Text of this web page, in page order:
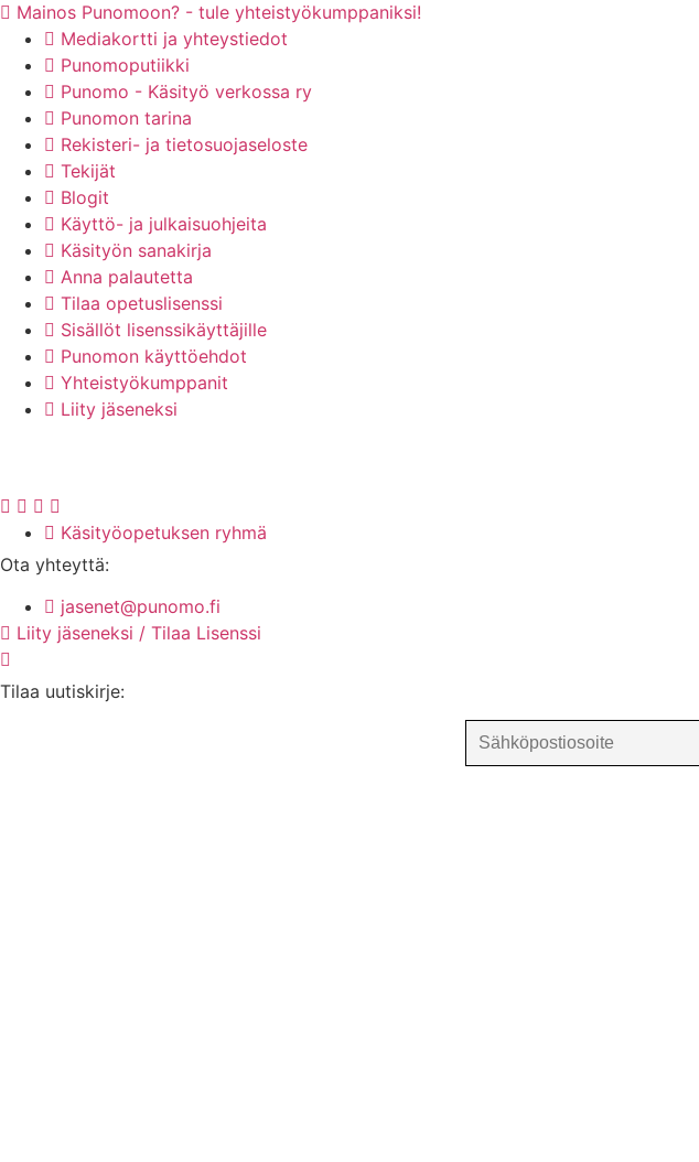
Mainos Punomoon? - tule yhteistyökumppaniksi!
Mediakortti ja yhteystiedot
Punomoputiikki
Punomo - Käsityö verkossa ry
Punomon tarina
Rekisteri- ja tietosuojaseloste
Tekijät
Blogit
Käyttö- ja julkaisuohjeita
Käsityön sanakirja
Anna palautetta
Tilaa opetuslisenssi
Sisällöt lisenssikäyttäjille
Punomon käyttöehdot
Yhteistyökumppanit
Liity jäseneksi
Käsityöopetuksen ryhmä
Ota yhteyttä:
jasenet@punomo.fi
Liity jäseneksi / Tilaa Lisenssi
Tilaa uutiskirje: